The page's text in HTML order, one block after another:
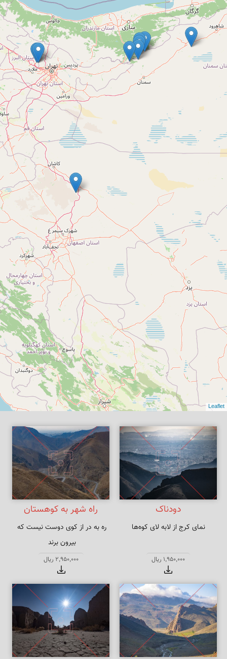
Leaflet
دودناک
نمای کرج از لابه لای کوه‌ها
1,950,000 ریال
راه شهر به کوهستان
ره به در از کوی دوست نیست که
سلسله پای جمع زلف پریشان
اوست
2,950,000 ریال